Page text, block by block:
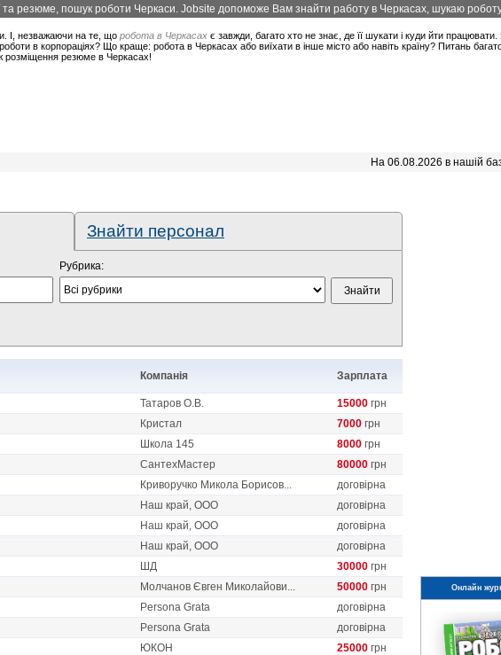
та резюме, пошук роботи Черкаси. Jobsite допоможе Вам знайти работу в Черкасах, шукаю роботу
І, незважаючи на те, що робота в Черкасах є завжди, багато хто не знає, де її шукати і куди йти
в корпораціях? Що краще: робота в Черкасах або виїхати в інше місто або навіть країну? Питань
розміщення резюме в Черкасах!
На 06.08.2026 в нашій
Знайти персонал
Рубрика:
Компанія Зарплата
Татаров О.В. 15000 грн
Кристал 7000 грн
Школа 145 8000 грн
СантехМастер 80000 грн
Криворучко Микола Борисов...
договірна
Наш край, ООО
договірна
Наш край, ООО
договірна
Наш край, ООО
договірна
ШД 30000 грн
Молчанов Євген Миколайови... 50000 грн
Persona Grata
договірна
Persona Grata
договірна
ЮКОН 25000 грн
Онлайн